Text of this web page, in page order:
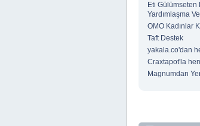
Eti Gülümseten
Yardımlaşma
OMO Kadınlar
Taft Destek
yakala.co'dan
Craxtapot'la
Magnumdan